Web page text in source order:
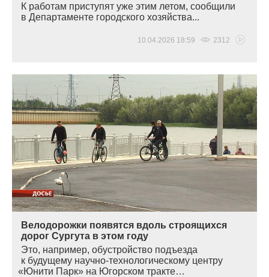
К работам приступят уже этим летом, сообщили
в Департаменте городского хозяйства...
10.04.2026 18:59 2312
Велодорожки появятся вдоль строящихся
дорог Сургута в этом году
Это, например, обустройство подъезда
к будущему научно-технологическому центру
«Юнити Парк» на Югорском тракте…